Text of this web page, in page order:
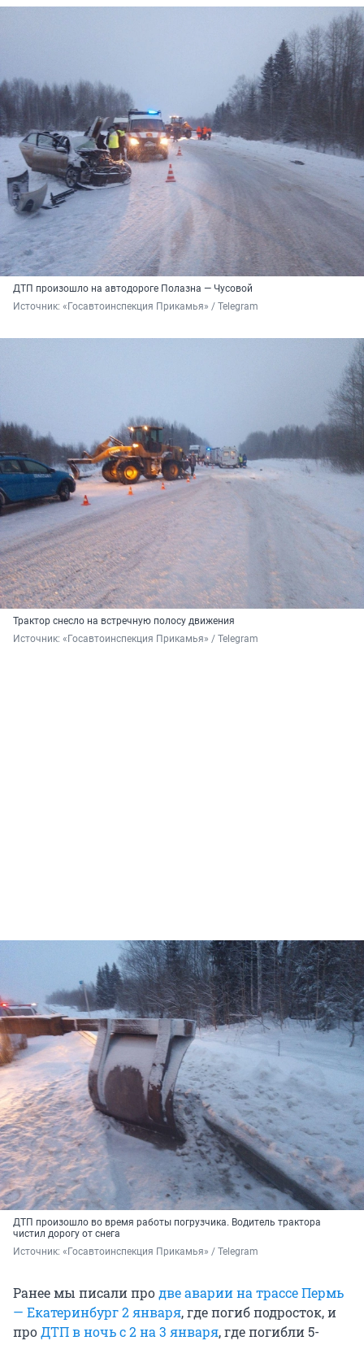
ДТП произошло на автодороге Полазна — Чусовой
Источник: «Госавтоинспекция Прикамья» / Telegram
Трактор снесло на встречную полосу движения
Источник: «Госавтоинспекция Прикамья» / Telegram
ДТП произошло во время работы погрузчика. Водитель трактора
чистил дорогу от снега
Источник: «Госавтоинспекция Прикамья» / Telegram
Ранее мы писали продве аварии на трассе Пермь
— Екатеринбург 2 января, где погиб подросток, и
проДТП в ночь с 2 на 3 января, где погибли 5-